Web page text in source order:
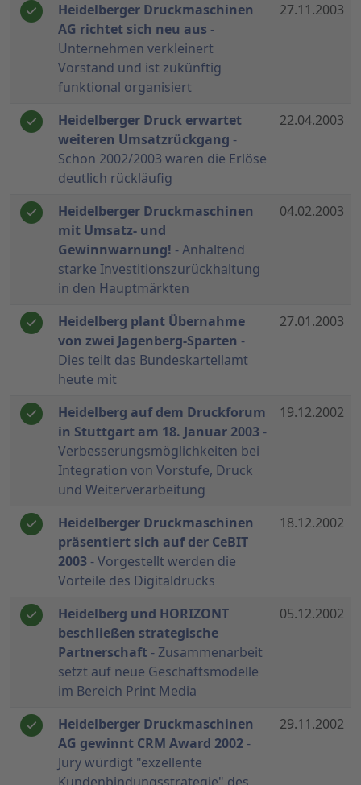
Heidelberger Druckmaschinen
AG richtet sich neu aus -
Unternehmen verkleinert
Vorstand und ist zukünftig
funktional organisiert
27.11.2003
Heidelberger Druck erwartet
weiteren Umsatzrückgang -
Schon 2002/2003 waren die Erlöse
deutlich rückläufig
22.04.2003
Heidelberger Druckmaschinen
mit Umsatz- und
Gewinnwarnung! - Anhaltend
starke Investitionszurückhaltung
in den Hauptmärkten
04.02.2003
Heidelberg plant Übernahme
von zwei Jagenberg-Sparten -
Dies teilt das Bundeskartellamt
heute mit
27.01.2003
Heidelberg auf dem Druckforum
in Stuttgart am 18. Januar 2003 -
Verbesserungsmöglichkeiten bei
Integration von Vorstufe, Druck
und Weiterverarbeitung
19.12.2002
Heidelberger Druckmaschinen
präsentiert sich auf der CeBIT
2003- Vorgestellt werden die
Vorteile des Digitaldrucks
18.12.2002
Heidelberg und HORIZONT
beschließen strategische
Partnerschaft - Zusammenarbeit
setzt auf neue Geschäftsmodelle
im Bereich Print Media
05.12.2002
Heidelberger Druckmaschinen
AG gewinnt CRM Award 2002-
Jury würdigt "exzellente
29.11.2002